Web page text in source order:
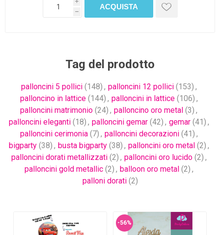
i
h
Tag del prodotto
palloncini 5 pollici (148) , palloncini 12 pollici (153) ,
palloncino in lattice (144) , palloncini in lattice (106) ,
palloncini matrimonio (24) , palloncino oro metal (3) ,
palloncini eleganti (18) , palloncini gemar (42) , gemar (41) ,
palloncini cerimonia (7) , palloncini decorazioni (41) ,
bigparty (38) , busta bigparty (38) , palloncini oro metal (2) ,
palloncini dorati metallizzati (2) , palloncini oro lucido (2) ,
palloncini gold metallic (2) , balloon oro metal (2) ,
palloni dorati (2)
-56%